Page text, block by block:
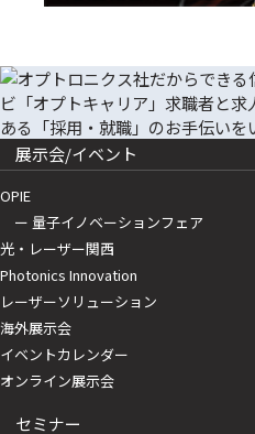
展示会/イベント
OPIE
ー 量子イノベーションフェア
光・レーザー関西
Photonics Innovation
レーザーソリューション
海外展示会
イベントカレンダー
オンライン展示会
セミナー